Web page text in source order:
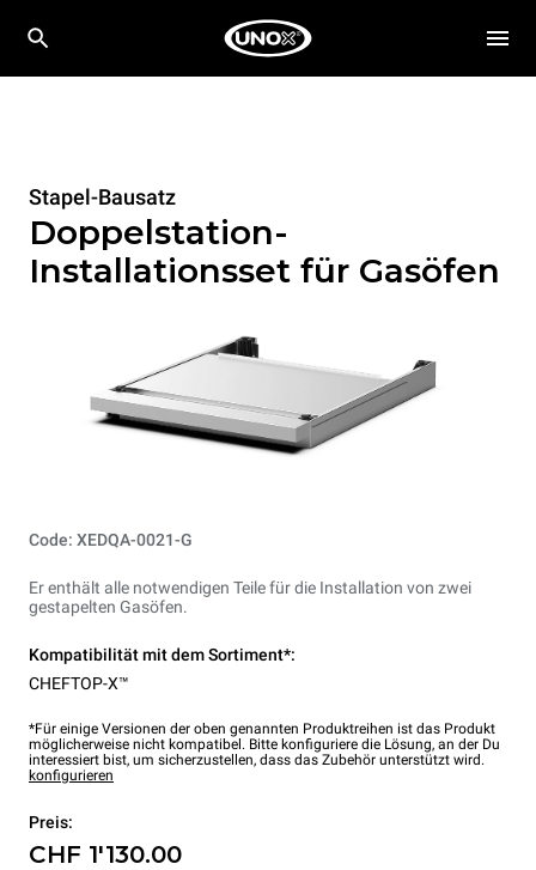
Stapel-Bausatz
Doppelstation-
Installationsset für Gasöfen
Code: XEDQA-0021-G
Er enthält alle notwendigen Teile für die Installation von zwei
gestapelten Gasöfen.
Kompatibilität mit dem Sortiment*:
CHEFTOP-X™
*Für einige Versionen der oben genannten Produktreihen ist das Produkt
möglicherweise nicht kompatibel. Bitte konfiguriere die Lösung, an der Du
interessiert bist, um sicherzustellen, dass das Zubehör unterstützt wird.
konfigurieren
Preis:
CHF 1'130.00